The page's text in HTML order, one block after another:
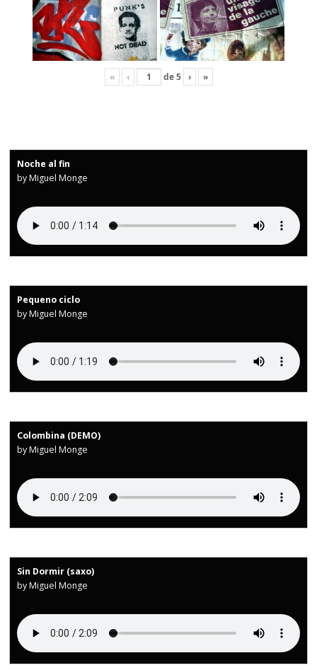
« ‹ de5 › »
Noche al fin
by Miguel Monge
Pequeno ciclo
by Miguel Monge
Colombina (DEMO)
by Miguel Monge
Sin Dormir (saxo)
by Miguel Monge